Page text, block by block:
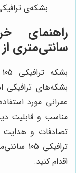
بشکه‌ی
سانتی‌متری از
بشکه‌های ترافیکی
عمرانی مورد
مناسب و قابلیت
تصادفات و هدایت
ترافیکی 105 سانتی‌متری از
اقدام کنید: